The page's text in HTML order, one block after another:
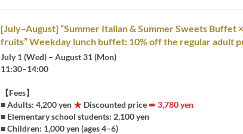
[July–August] “Summer Italian & Summer Sweets Buffet
fruits” Weekday lunch buffet: 10% off the regular adult
July 1 (Wed) – August 31 (Mon)
11:30–14:00
【Fees】
■ Adults: 4,200 yen★Discounted price➨ 3,780 yen
■ Elementary school students: 2,100 yen
■ Children: 1,000 yen (ages 4–6)